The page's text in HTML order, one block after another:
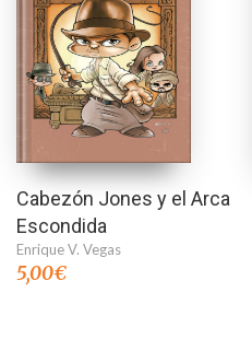
Cabezón Jones y el Arca
Escondida
Enrique V. Vegas
5,00€